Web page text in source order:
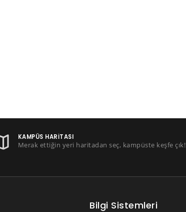
KAMPÜS HARITASI
Merak ettiğin yeri haritadan seç, kampüste keşfe çık!
Bilgi Sistemleri